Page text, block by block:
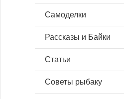
Самоделки
Рассказы и Байки
Статьи
Советы рыбаку